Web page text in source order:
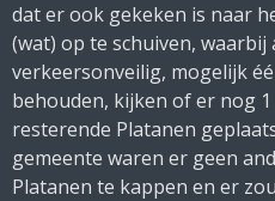
dat er ook gekeken is naar
(wat) op te schuiven,
verkeersonveilig, mogelijk
behouden, kijken of er nog
resterende Platanen
gemeente waren er geen
Platanen te kappen en er